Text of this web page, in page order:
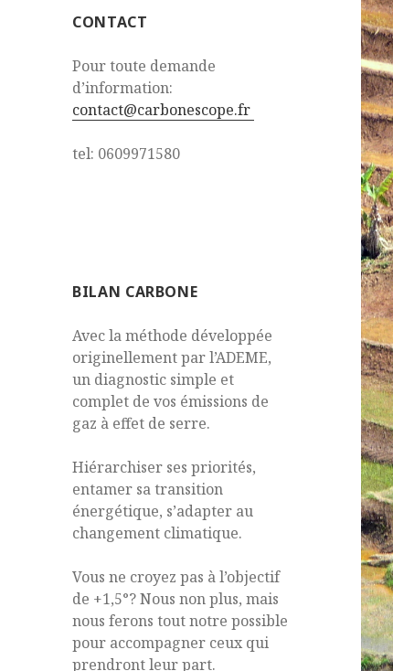
CONTACT
Pour toute demande
d’information:
contact@carbonescope.fr
tel: 0609971580
BILAN CARBONE
Avec la méthode développée
originellement par l’ADEME,
un diagnostic simple et
complet de vos émissions de
gaz à effet de serre.
Hiérarchiser ses priorités,
entamer sa transition
énergétique, s’adapter au
changement climatique.
Vous ne croyez pas à l’objectif
de +1,5°? Nous non plus, mais
nous ferons tout notre possible
pour accompagner ceux qui
prendront leur part.